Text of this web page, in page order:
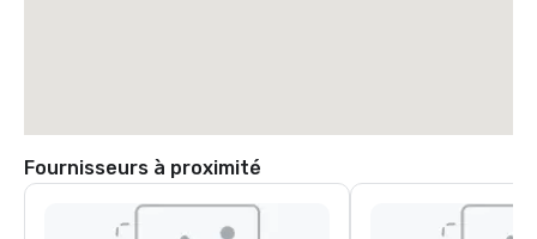
Fournisseurs à proximité